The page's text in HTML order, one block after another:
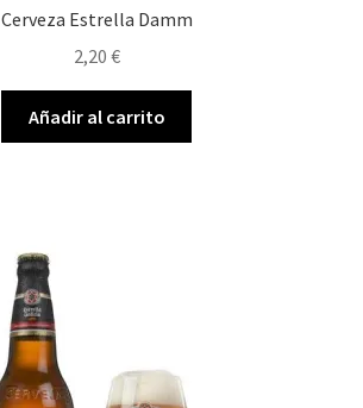
Cerveza Estrella Damm
2,20 €
Añadir al carrito